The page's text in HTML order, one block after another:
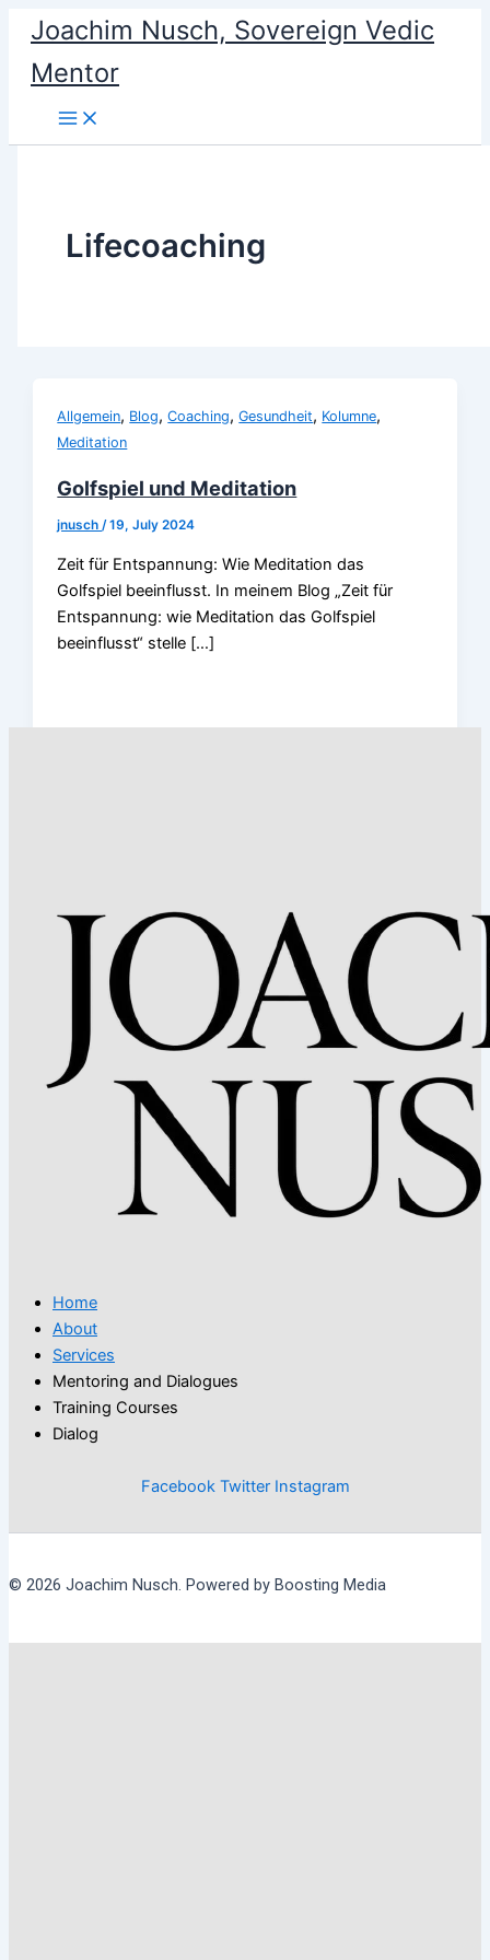
content
Joachim Nusch, Sovereign Vedic
Mentor
Lifecoaching
Allgemein, Blog,Coaching,Gesundheit, Kolumne,
Meditation
Golfspiel und Meditation
jnusch/19, July 2024
Zeit für Entspannung: Wie Meditation das
Golfspiel beeinflusst. In meinem Blog „Zeit für
Entspannung: wie Meditation das Golfspiel
beeinflusst“ stelle […]
Home
About
Services
Mentoring and Dialogues
Training Courses
Dialog
Facebook Twitter Instagram
© 2026 Joachim Nusch. Powered by Boosting Media